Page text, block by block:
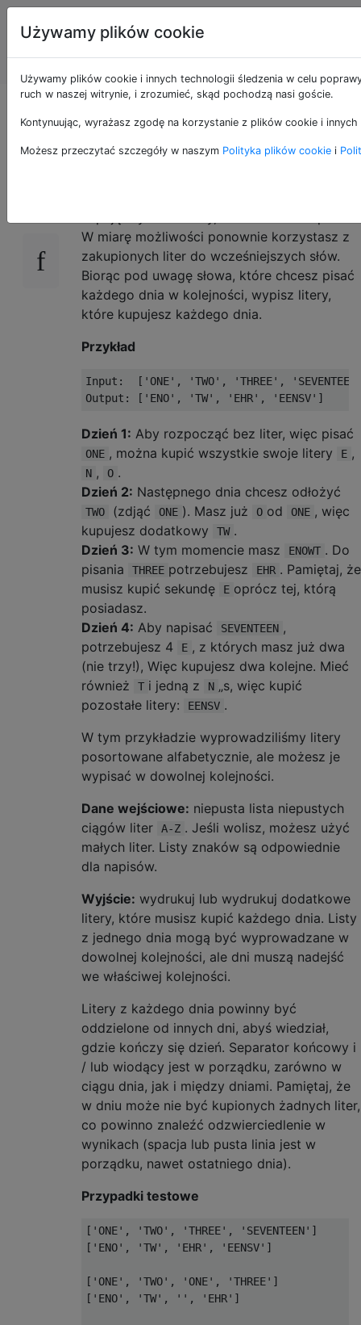
Programowanie
puzzli i Code
Golf
Litery znaku markizy
W miarę możliwości ponownie korzystasz z
zakupionych liter do wcześniejszych słów.
Biorąc pod uwagę słowa, które chcesz pisać
każdego dnia w kolejności, wypisz litery,
które kupujesz każdego dnia.
Przykład
Input:  ['ONE', 'TWO', 'THREE',
Dzień 1: Aby rozpocząć bez liter, więc pisać
ONE , można kupić wszystkie swoje litery E ,
N , O .
Dzień 2: Następnego dnia chcesz odłożyć
TWO (zdjąć ONE ). Masz już O od ONE , więc
kupujesz dodatkowy
TW .
Dzień 3: W tym momencie masz ENOWT . Do
pisania
THREE potrzebujesz EHR . Pamiętaj, że
musisz kupić sekundę
E oprócz tej, którą
posiadasz.
Dzień 4: Aby napisać SEVENTEEN ,
potrzebujesz 4
E , z których masz już dwa
(nie trzy!), Więc kupujesz dwa kolejne. Mieć
również
T i jedną z N „s, więc kupić
pozostałe litery:
EENSV .
W tym przykładzie wyprowadziliśmy litery
posortowane alfabetycznie, ale możesz je
wypisać w dowolnej kolejności.
Dane wejściowe: niepusta lista niepustych
ciągów liter
A-Z . Jeśli wolisz, możesz użyć
małych liter. Listy znaków są odpowiednie
dla napisów.
Wyjście: wydrukuj lub wydrukuj dodatkowe
litery, które musisz kupić każdego dnia. Listy
z jednego dnia mogą być wyprowadzane w
dowolnej kolejności, ale dni muszą nadejść
we właściwej kolejności.
Litery z każdego dnia powinny być
oddzielone od innych dni, abyś wiedział,
gdzie kończy się dzień. Separator końcowy i
/ lub wiodący jest w porządku, zarówno w
ciągu dnia, jak i między dniami. Pamiętaj, że
w dniu może nie być kupionych żadnych liter,
co powinno znaleźć odzwierciedlenie w
wynikach (spacja lub pusta linia jest w
porządku, nawet ostatniego dnia).
Przypadki testowe
['ONE', 'TWO', 'THREE', 'SEVENTEEN']
['ENO', 'TW', 'EHR', 'EENSV']
['ONE', 'TWO', 'ONE', 'THREE']
['ENO', 'TW', '', 'EHR']
Używamy plików cookie
Używamy plików cookie i innych technologii śledzenia w celu
ruch w naszej witrynie, i zrozumieć, skąd pochodzą nasi goście.
Kontynuując, wyrażasz zgodę na korzystanie z plików cookie i
Możesz przeczytać szczegóły w naszym Polityka plików cookie i